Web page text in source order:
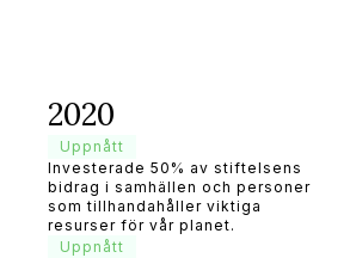
2020
Uppnått
Investerade 50% av stiftelsens
bidrag i samhällen och personer
som tillhandahåller viktiga
resurser för vår planet.
Uppnått